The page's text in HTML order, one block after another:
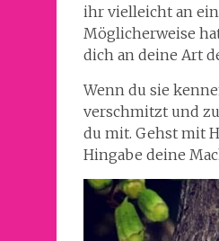
ihr vielleicht an
Möglicherweise
dich an deine Art
Wenn du sie
verschmitzt und
du mit. Gehst mit
Hingabe deine